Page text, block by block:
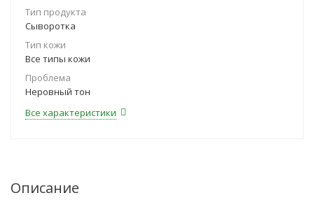
Тип продукта
Сыворотка
Тип кожи
Все типы кожи
Проблема
Неровный тон
Все характеристики
Описание